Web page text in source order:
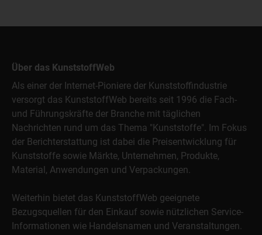
Über das KunststoffWeb
Als einer der Internet-Pioniere der Kunststoffindustrie
versorgt das KunststoffWeb bereits seit 1996 die Fach-
und Führungskräfte der Branche mit täglichen
Nachrichten rund um das Thema "Kunststoffe". Im Fokus
der Berichterstattung ist dabei die Preisentwicklung für
Kunststoffe sowie Märkte, Unternehmen, Produkte,
Material, Anwendungen und Verpackungen.
Weiterhin bietet das KunststoffWeb geeignete
Bezugsquellen für den Einkauf sowie nützlichen Service-
Informationen wie Handelsnamen und Veranstaltungen.